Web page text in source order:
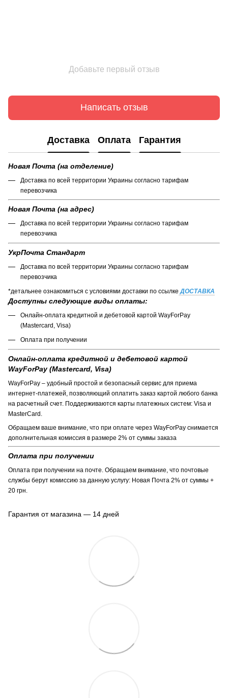
Добавьте первый отзыв
Написать отзыв
Доставка Оплата Гарантия
Новая Почта (на отделение)
Доставка по всей территории Украины согласно тарифам
перевозчика
Новая Почта (на адрес)
Доставка по всей территории Украины согласно тарифам
перевозчика
УкрПочта Стандарт
Доставка по всей территории Украины согласно тарифам
перевозчика
*детальнее ознакомиться с условиями доставки по ссылке ДОСТАВКА
Доступны следующие виды оплаты:
Онлайн-оплата кредитной и дебетовой картой WayForPay
(Mastercard, Visa)
Оплата при получении
Онлайн-оплата кредитной и дебетовой картой
WayForPay (Mastercard, Visa)
WayForPay – удобный простой и безопасный сервис для приема
интернет-платежей, позволяющий оплатить заказ картой любого банка
на расчетный счет. Поддерживаются карты платежных систем: Visa и
MasterCard.
Обращаем ваше внимание, что при оплате через WayForPay снимается
дополнительная комиссия в размере 2% от суммы заказа
Оплата при получении
Оплата при получении на почте. Обращаем внимание, что почтовые
службы берут комиссию за данную услугу: Новая Почта 2% от суммы +
20 грн.
Гарантия от магазина — 14 дней